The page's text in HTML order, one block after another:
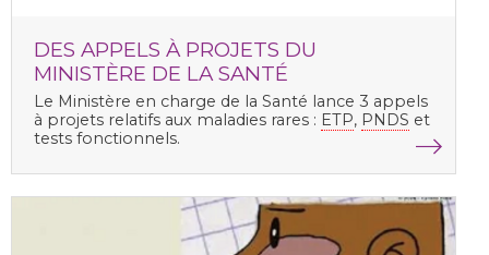
DES APPELS À PROJETS DU
MINISTÈRE DE LA SANTÉ
Le Ministère en charge de la Santé lance 3 appels
à projets relatifs aux maladies rares : ETP, PNDS et
tests fonctionnels.